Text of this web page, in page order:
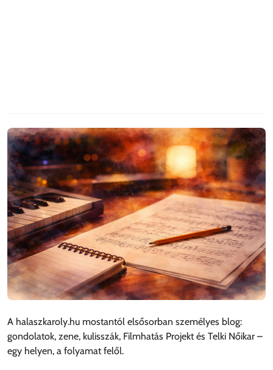
A halaszkaroly.hu mostantól elsősorban személyes blog:
gondolatok, zene, kulisszák, Filmhatás Projekt és Telki Nőikar –
egy helyen, a folyamat felől.